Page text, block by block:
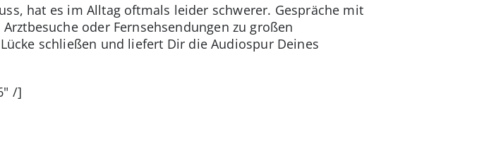
hat es im Alltag oftmals leider schwerer. Gespräche mit
oder Fernsehsendungen zu großen
schließen und liefert Dir die Audiospur Deines
/]